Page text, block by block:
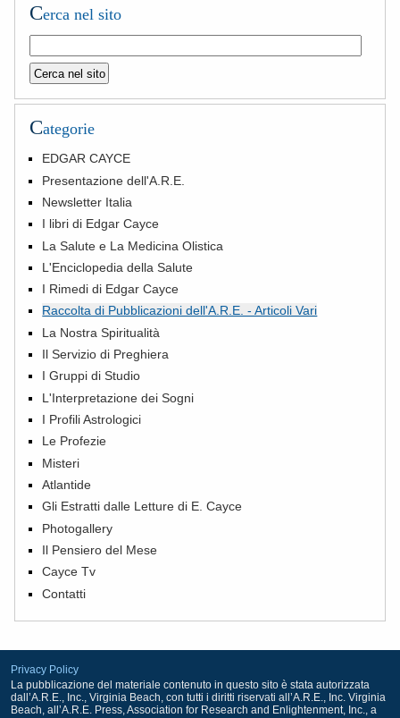
Cerca nel sito
Categorie
EDGAR CAYCE
Presentazione dell'A.R.E.
Newsletter Italia
I libri di Edgar Cayce
La Salute e La Medicina Olistica
L'Enciclopedia della Salute
I Rimedi di Edgar Cayce
Raccolta di Pubblicazioni dell'A.R.E. - Articoli Vari
La Nostra Spiritualità
Il Servizio di Preghiera
I Gruppi di Studio
L'Interpretazione dei Sogni
I Profili Astrologici
Le Profezie
Misteri
Atlantide
Gli Estratti dalle Letture di E. Cayce
Photogallery
Il Pensiero del Mese
Cayce Tv
Contatti
Privacy Policy
La pubblicazione del materiale contenuto in questo sito è stata autorizzata
dall’A.R.E., Inc., Virginia Beach, con tutti i diritti riservati all’A.R.E., Inc. Virginia
Beach, all’A.R.E. Press, Association for Research and Enlightenment, Inc., a